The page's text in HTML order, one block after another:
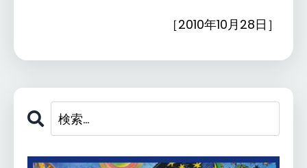
［2010年10月28日］